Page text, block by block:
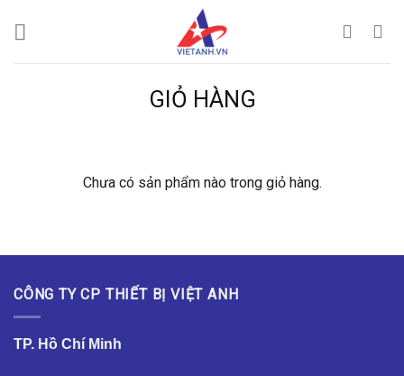
GIỎ HÀNG
Chưa có sản phẩm nào trong giỏ hàng.
CÔNG TY CP THIẾT BỊ VIỆT ANH
TP. Hồ Chí Minh